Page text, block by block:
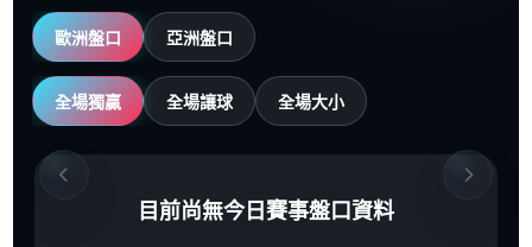
歐洲盤口 亞洲盤口
全場獨贏 全場讓球 全場大小
目前尚無今日賽事盤口資料